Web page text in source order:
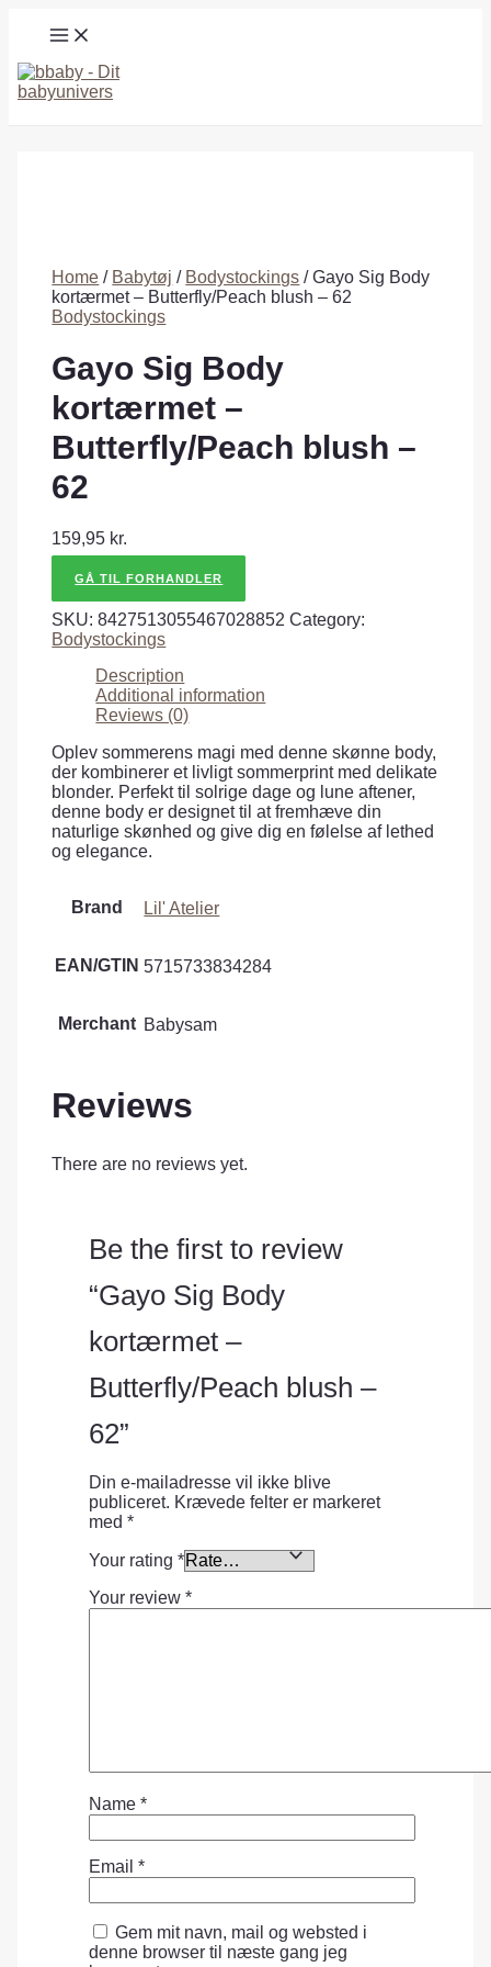
MAIN
MENU
Home / Babytøj / Bodystockings / Gayo Sig Body
kortærmet – Butterfly/Peach blush – 62
Bodystockings
Gayo Sig Body
kortærmet –
Butterfly/Peach blush –
62
159,95 kr.
GÅ TIL FORHANDLER
SKU:8427513055467028852 Category:
Bodystockings
Description
Additional information
Reviews (0)
Oplev sommerens magi med denne skønne body,
der kombinerer et livligt sommerprint med delikate
blonder. Perfekt til solrige dage og lune aftener,
denne body er designet til at fremhæve din
naturlige skønhed og give dig en følelse af lethed
og elegance.
Brand Lil' Atelier
EAN/GTIN 5715733834284
Merchant Babysam
Reviews
There are no reviews yet.
Be the first to review
“Gayo Sig Body
kortærmet –
Butterfly/Peach blush –
62”
Din e-mailadresse vil ikke blive
publiceret. Krævede felter er markeret
med *
Your rating *
Your review *
Name *
Email *
Gem mit navn, mail og websted i
denne browser til næste gang jeg